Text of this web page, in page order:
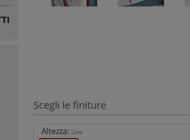
Scegli le finiture
Altezza: Low